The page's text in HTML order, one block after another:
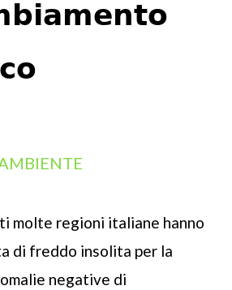
molte regioni italiane hanno
di freddo insolita per la
negative di